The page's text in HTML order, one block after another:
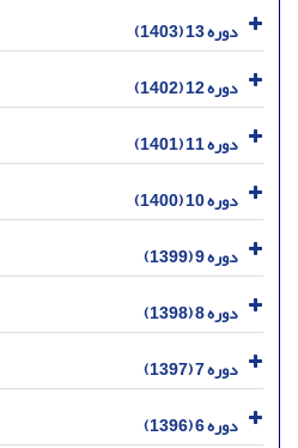
دوره 13 (1403)
دوره 12 (1402)
دوره 11 (1401)
دوره 10 (1400)
دوره 9 (1399)
دوره 8 (1398)
دوره 7 (1397)
دوره 6 (1396)